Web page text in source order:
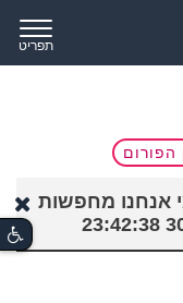
תפריט
הפורום
אנחנו מחפשות